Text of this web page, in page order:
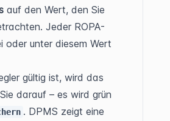
auf den Wert, den Sie
Jeder ROPA-
oder unter diesem Wert
gültig ist, wird das
darauf – es wird grün
. DPMS zeigt eine